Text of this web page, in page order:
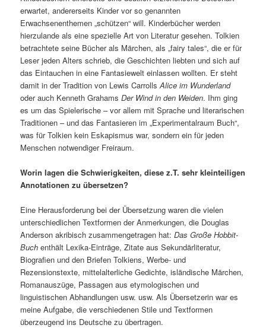
erwartet, andererseits Kinder vor so genannten
Erwachsenenthemen „schützen“ will. Kinderbücher werden
hierzulande als eine spezielle Art von Literatur gesehen. Tolkien
betrachtete seine Bücher als Märchen, als „fairy tales“, die er für
Leser jeden Alters schrieb, die Geschichten liebten und sich auf
das Eintauchen in eine Fantasiewelt einlassen wollten. Er steht
damit in der Tradition von Lewis CarrollsAlice im Wunderland
oder auch Kenneth GrahamsDer Wind in den Weiden. Ihm ging
es um das Spielerische – vor allem mit Sprache und literarischen
Traditionen – und das Fantasieren im „Experimentalraum Buch“,
was für Tolkien kein Eskapismus war, sondern ein für jeden
Menschen notwendiger Freiraum.
Worin lagen die Schwierigkeiten, diese z.T. sehr kleinteiligen
Annotationen zu übersetzen?
Eine Herausforderung bei der Übersetzung waren die vielen
unterschiedlichen Textformen der Anmerkungen, die Douglas
Anderson akribisch zusammengetragen hat:Das Große Hobbit-
Buchenthält Lexika-Einträge, Zitate aus Sekundärliteratur,
Biografien und den Briefen Tolkiens, Werbe- und
Rezensionstexte, mittelalterliche Gedichte, isländische Märchen,
Romanauszüge, Passagen aus etymologischen und
linguistischen Abhandlungen usw. usw. Als Übersetzerin war es
meine Aufgabe, die verschiedenen Stile und Textformen
überzeugend ins Deutsche zu übertragen.